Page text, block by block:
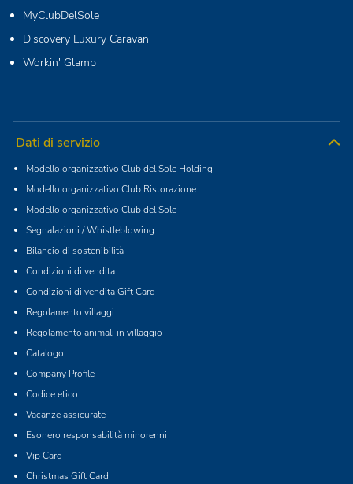
MyClubDelSole
Discovery Luxury Caravan
Workin' Glamp
Dati di servizio
Modello organizzativo Club del Sole Holding
Modello organizzativo Club Ristorazione
Modello organizzativo Club del Sole
Segnalazioni / Whistleblowing
Bilancio di sostenibilità
Condizioni di vendita
Condizioni di vendita Gift Card
Regolamento villaggi
Regolamento animali in villaggio
Catalogo
Company Profile
Codice etico
Vacanze assicurate
Esonero responsabilità minorenni
Vip Card
Christmas Gift Card